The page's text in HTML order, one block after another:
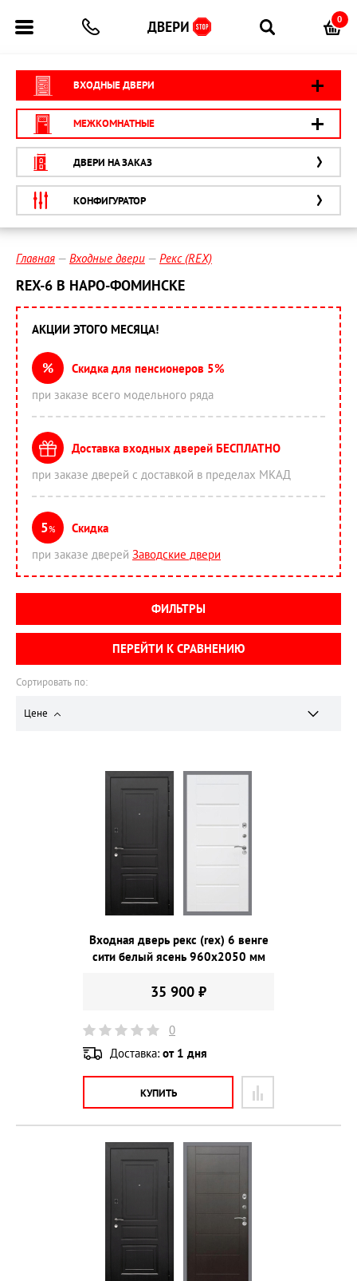
0
ВХОДНЫЕ ДВЕРИ
МЕЖКОМНАТНЫЕ
ДВЕРИ НА ЗАКАЗ
КОНФИГУРАТОР
Главная Входные двери Рекс (REX)
REX-6 В НАРО-ФОМИНСКЕ
Сортировать по:
Цене
Входная дверь рекс (rex) 6 венге
сити белый ясень 960х2050 мм
35 900 ₽
0
Доставка: от 1 дня
КУПИТЬ
АКЦИИ ЭТОГО МЕСЯЦА!
%
Скидка для пенсионеров 5%
при заказе всего модельного ряда
Доставка входных дверей БЕСПЛАТНО
при заказе дверей с доставкой в пределах МКАД
5%
Скидка
при заказе дверей Заводские двери
ФИЛЬТРЫ
ПЕРЕЙТИ К СРАВНЕНИЮ